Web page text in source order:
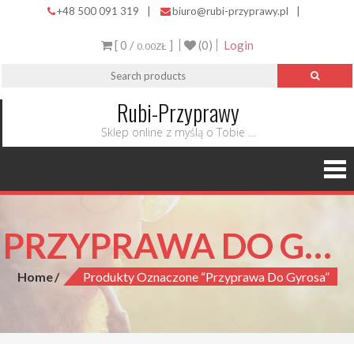
+48 500 091 319 biuro@rubi-przyprawy.pl
[ 0 / 0.00ZŁ ] (0) Login
Rubi-Przyprawy
Sklep online z myślą o Tobie …
PRZYPRAWA DO GYROSA
Home Produkty Oznaczone “przyprawa Do Gyrosa”